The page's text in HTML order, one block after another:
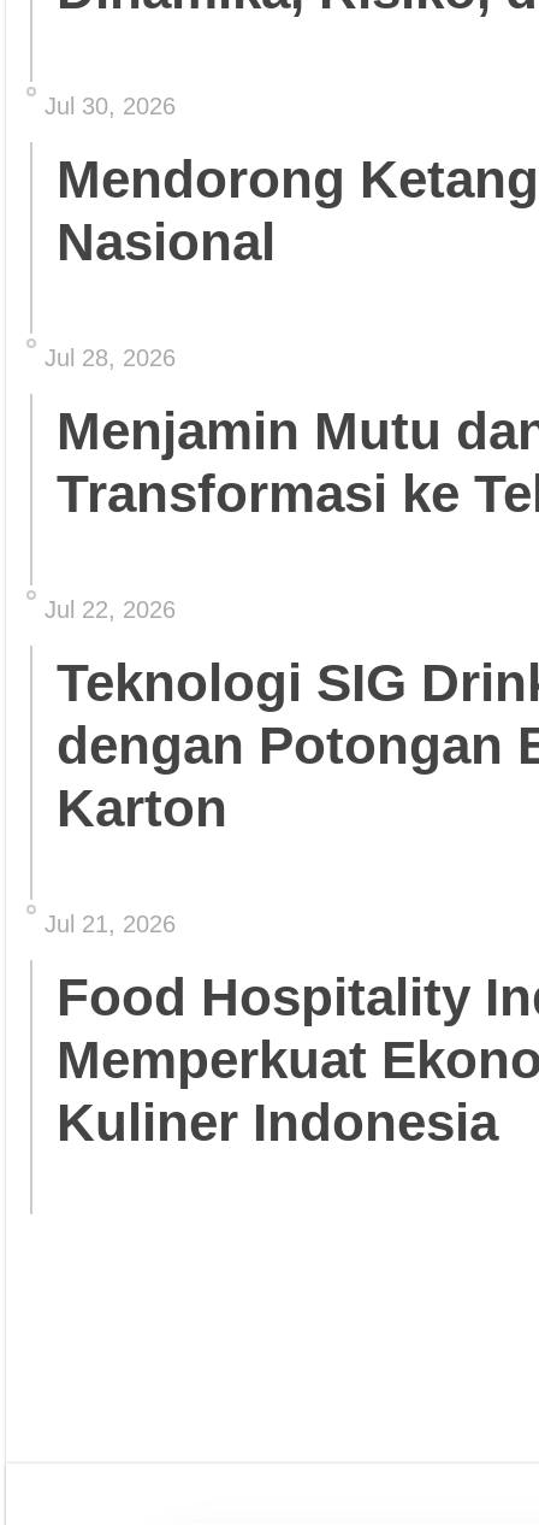
Jul 30, 2026
Mendorong
Nasional
Jul 28, 2026
Menjamin Mutu
Transformasi ke
Jul 22, 2026
Teknologi SIG
dengan Potongan
Karton
Jul 21, 2026
Food Hospitality
Memperkuat
Kuliner Indonesia